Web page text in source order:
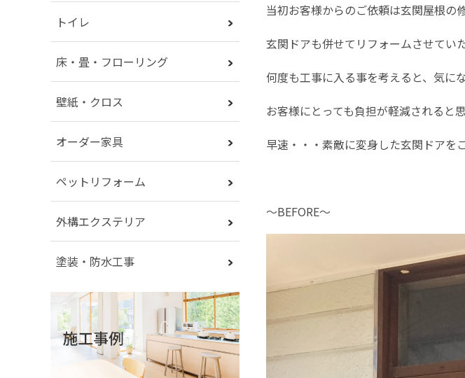
当初お客様からのご依頼は玄関屋根の
玄関ドアも併せてリフォームさせて
何度も工事に入る事を考えると、気に
お客様にとっても負担が軽減されると
早速・・・素敵に変身した玄関ドアを
～BEFORE～
トイレ
床・畳・フローリング
壁紙・クロス
オーダー家具
ペットリフォーム
外構エクステリア
塗装・防水工事